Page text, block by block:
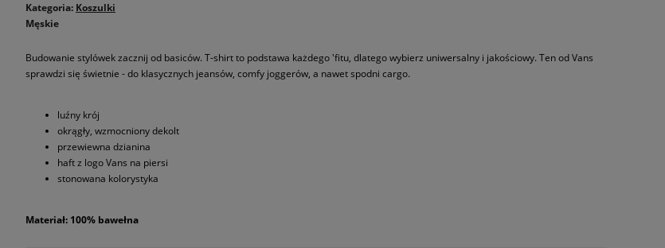
Kategoria: Koszulki
Męskie
Budowanie stylówek zacznij od basiców. T-shirt to podstawa każdego 'fitu, dlatego wybierz uniwersalny i jakościowy. Ten od Vans
sprawdzi się świetnie - do klasycznych jeansów, comfy joggerów, a nawet spodni cargo.
luźny krój
okrągły, wzmocniony dekolt
przewiewna dzianina
haft z logo Vans na piersi
stonowana kolorystyka
Materiał: 100% bawełna